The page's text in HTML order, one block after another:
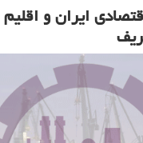
ایران و